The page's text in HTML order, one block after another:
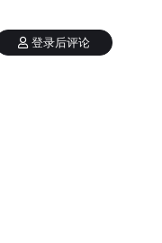
登录后评论